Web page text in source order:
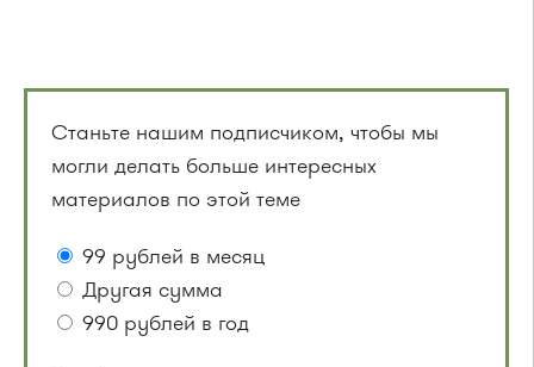
Станьте нашим подписчиком, чтобы мы
могли делать больше интересных
материалов по этой теме
99 рублей в месяц
Другая сумма
990 рублей в год